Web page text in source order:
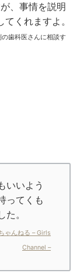
、事情を説明
くれますよ。
歯科医さんに相談す
いいよう
ってくも
。
ゃんねる – Girls
Channel –